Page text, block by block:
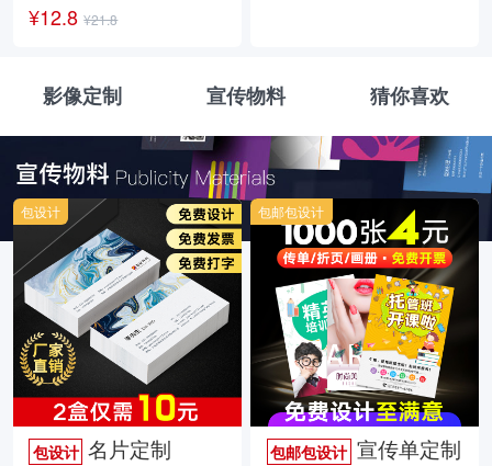
¥12.8 ¥21.8
影像定制 宣传物料 猜你喜欢
包设计 名片定制
包设计
包邮包设计宣传单定制
包邮包设计